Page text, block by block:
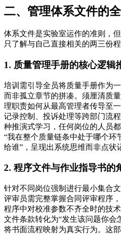
二、管理体系文件的
体系文件是实验室运作的准则，
只了解与自己直接相关的两三份
1. 质量管理手册的核心逻辑
培训需引导全员将质量手册作为
而非孤立章节的拼凑。须厘清质
理职责如何从最高管理者传导至
记录控制、投诉处理等跨部门流
种推演式学习，任何岗位的人员
“我在整个质量链条中处于哪个环
给谁”，呈现出系统思维而非点状
2. 程序文件与作业指导书的
针对不同岗位强制进行最小集合
评审员需完整掌握合同评审程序
程序中对校准参数不齐全时的技
文件条款转化为“发生该问题你会
将书面流程映射为真实行为。这